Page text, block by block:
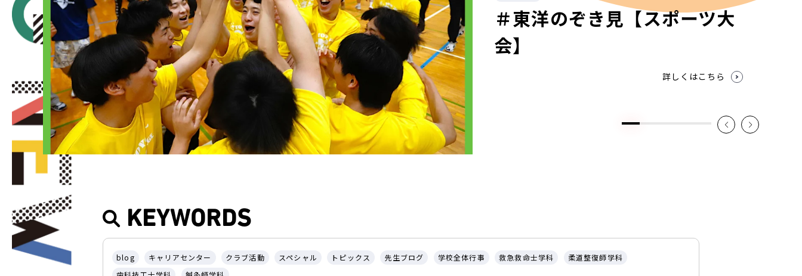
＃東洋のぞき見【スポーツ大
会】
詳しくはこちら
KEYWORDS
blog キャリアセンター クラブ活動 スペシャル トピックス 先生ブログ 学校全体行事 救急救命士学科
柔道整復師学科